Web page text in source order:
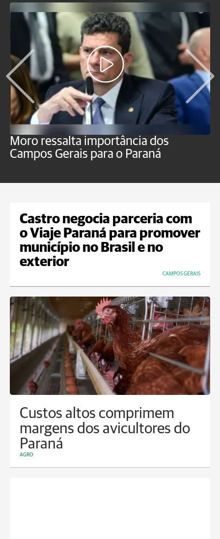
Moro ressalta importância dos
Campos Gerais para o Paraná
Castro negocia parceria com
o Viaje Paraná para promover
município no Brasil e no
exterior
CAMPOS GERAIS
Custos altos comprimem
margens dos avicultores do
Paraná
AGRO